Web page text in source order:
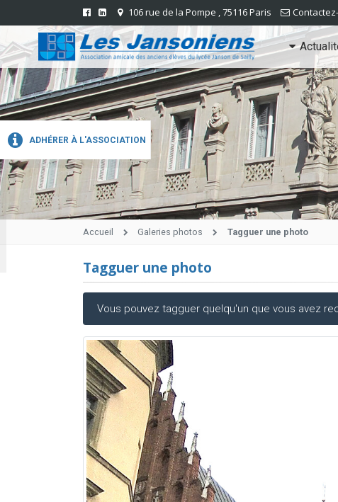
ADHÉRER À L'ASSOCIATION
106 rue de la Pompe , 75116 Paris
Accueil Galeries photos Tagguer une photo
Tagguer une photo
Vous pouvez tagguer quelqu'un que vous avez